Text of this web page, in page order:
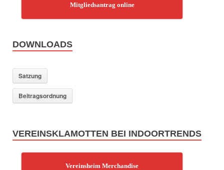
Mitgliedsantrag online
DOWNLOADS
Satzung
Beitragsordnung
VEREINSKLAMOTTEN BEI INDOORTRENDS
Vereinsheim Merchandise